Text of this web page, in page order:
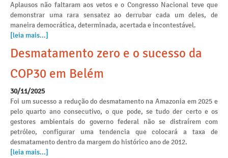
Aplausos não faltaram aos vetos e o Congresso Nacional teve que
demonstrar uma rara sensatez ao derrubar cada um deles, de
maneira democrática, determinada, acertada e incontestável.
[leia mais...]
Desmatamento zero e o sucesso da
COP30 em Belém
30/11/2025
Foi um sucesso a redução do desmatamento na Amazonia em 2025 e
pelo quarto ano consecutivo, o que pode, se tudo der certo e os
gestores ambientais do governo federal não se distraírem com
petróleo, configurar uma tendencia que colocará a taxa de
desmatamento dentro da margem do histórico ano de 2012.
[leia mais...]